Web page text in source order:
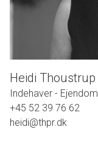
Heidi
Indehaver -
+45 52 39 76 62
heidi@thpr.dk